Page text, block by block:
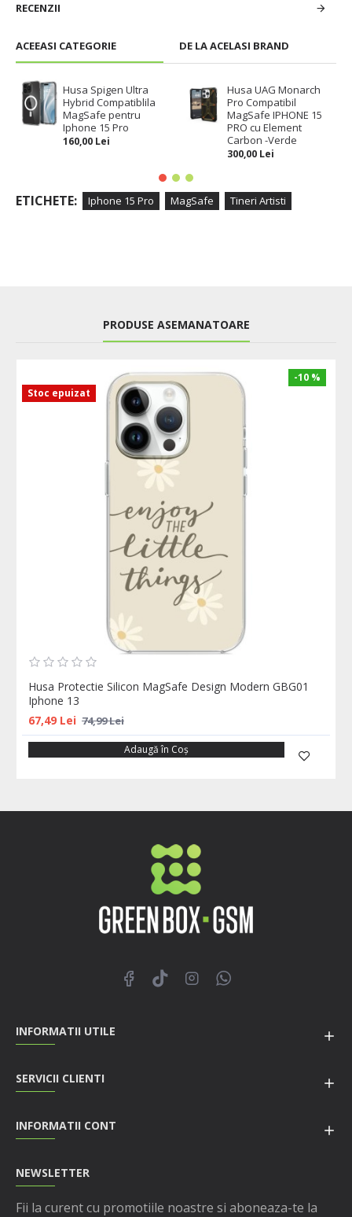
ACEEASI CATEGORIE DE LA ACELASI BRAND
Husa Spigen Ultra
Hybrid Compatiblila
MagSafe pentru
Iphone 15 Pro
160,00 Lei
Husa UAG Monarch
Pro Compatibil
MagSafe IPHONE 15
PRO cu Element
Carbon -Verde
300,00 Lei
RECENZII
ETICHETE: Iphone 15 Pro MagSafe Tineri Artisti
PRODUSE ASEMANATOARE
-10 %
Stoc epuizat
Husa Protectie Silicon MagSafe Design Modern GBG01
Iphone 13
67,49 Lei 74,99 Lei
Adaugă în Coş
INFORMATII UTILE
SERVICII CLIENTI
INFORMATII CONT
NEWSLETTER
Fii la curent cu promotiile noastre si aboneaza-te la